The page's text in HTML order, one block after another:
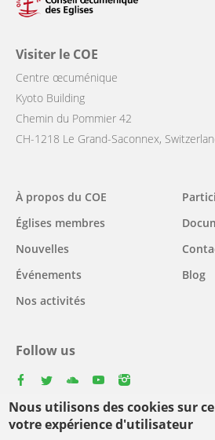
Nous utilisons des cookies sur
votre expérience d'utilisateur
Visiter le COE
Centre œcuménique
Kyoto Building
Chemin du Pommier 42
CH-1218 Le Grand-Saconnex,
Main
navigation
À propos du COE
Églises membres
Nouvelles
Événements
Nos activités
Blog
Follow us
Select